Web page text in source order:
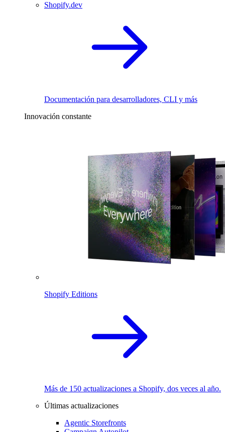
Shopify.dev
Documentación para desarrolladores, CLI y más
Innovación constante
Shopify Editions
Más de 150 actualizaciones a Shopify, dos veces al año.
Últimas actualizaciones
Agentic Storefronts